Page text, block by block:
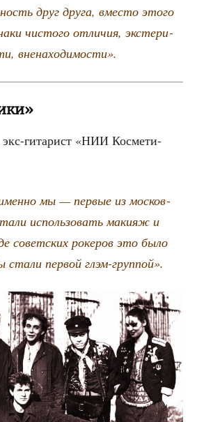
друг дру­га, вме­сто это­го
чисто­го отли­чия, экс­те­ри­
вненаходимости».
гита­рист «НИИ Кос­ме­ти­
мы — пер­вые из мос­ков­
исполь­зо­вать маки­яж и
совет­ских роке­ров это было
пер­вой глэм-группой».